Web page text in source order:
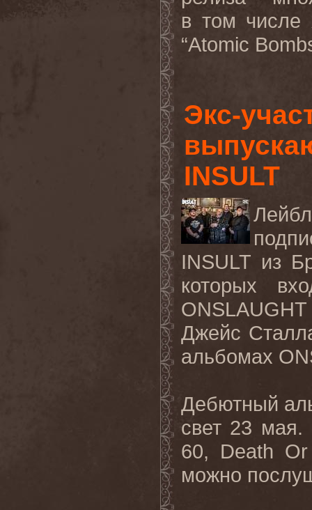
в том числе
“Atomic
Экс-
INSULT
Лейбл
INSULT из
которых
Джейс
альбомах
Дебютный
свет 23 мая.
60, Death Or
можно